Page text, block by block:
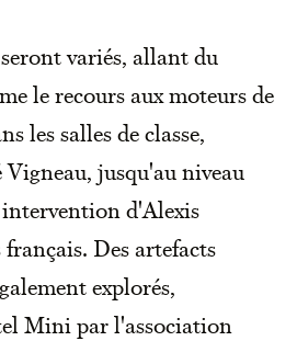
variés, allant du
le recours aux moteurs de
les salles de classe,
jusqu'au niveau
d'Alexis
Des artefacts
explorés,
Mini par l'association